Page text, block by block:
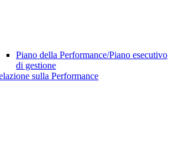
Piano della Performance/Piano esecutivo
di gestione
sulla Performance